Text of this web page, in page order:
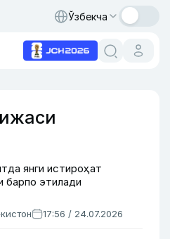
Ўзбекча
янги истироҳат
барпо этилади
17:56 / 24.07.2026